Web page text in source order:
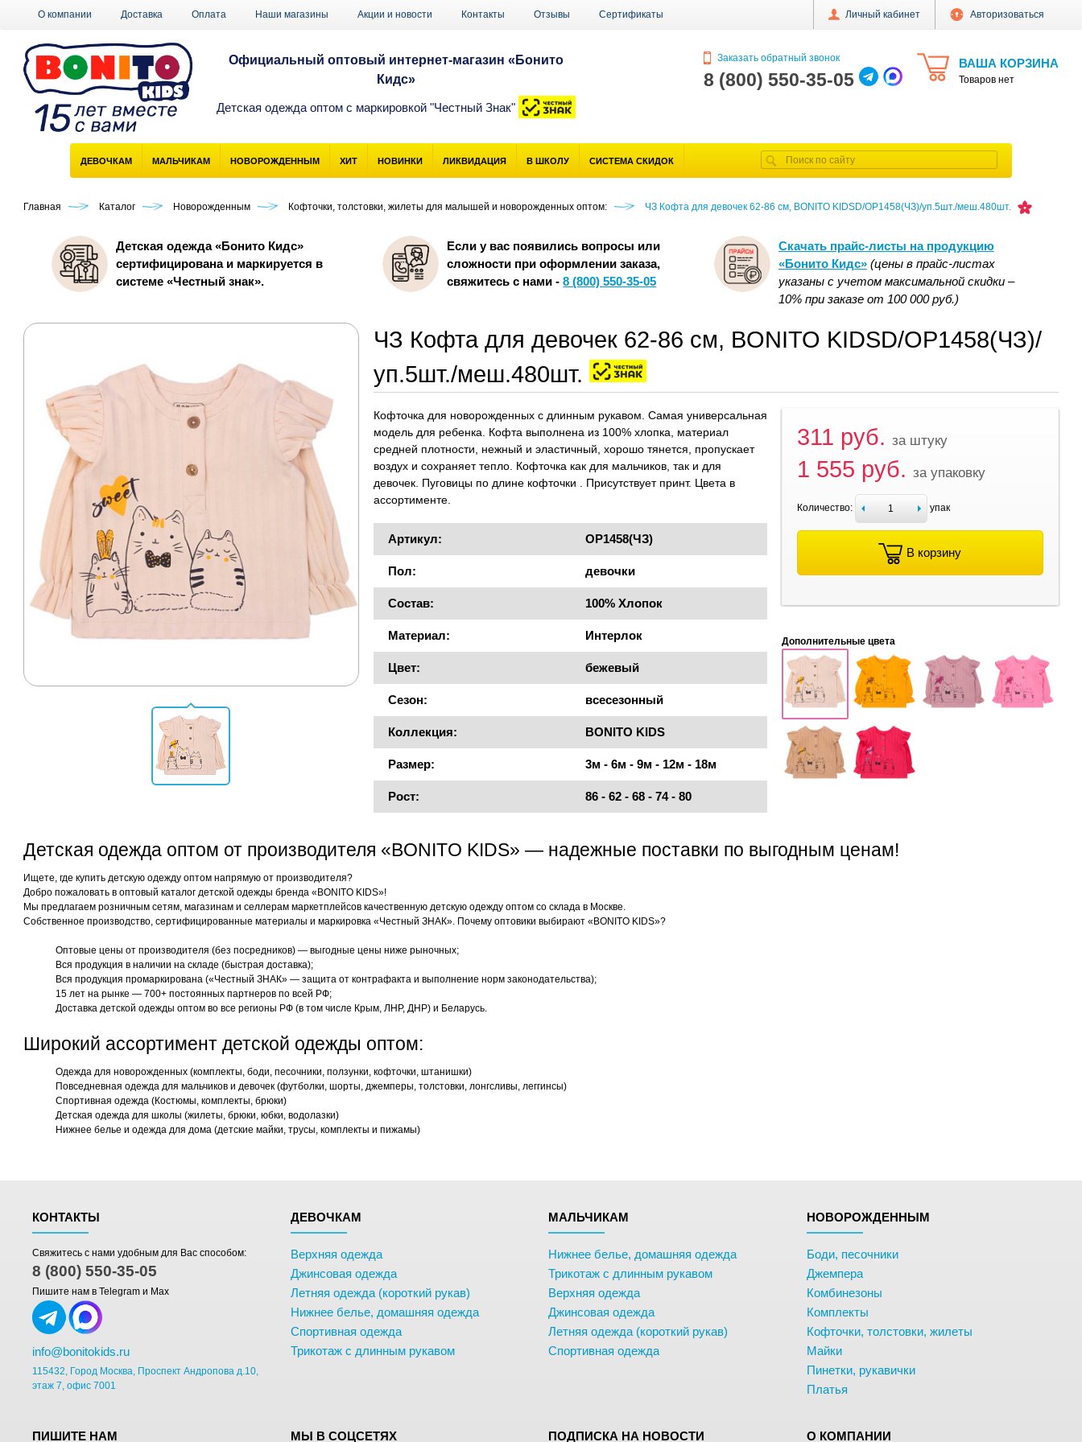
Личный кабинет Авторизоваться
О компании Доставка Оплата Наши магазины Акции и новости Контакты Отзывы Сертификаты
ВАША КОРЗИНА
Товаров нет
Заказать обратный звонок
8 (800) 550-35-05
Официальный оптовый интернет-магазин «Бонито
Кидс»
Детская одежда оптом с маркировкой "Честный Знак"
ДЕВОЧКАМ МАЛЬЧИКАМ НОВОРОЖДЕННЫМ ХИТ НОВИНКИ ЛИКВИДАЦИЯ В ШКОЛУ СИСТЕМА СКИДОК
Главная Каталог Новорожденным Кофточки, толстовки, жилеты для малышей и новорожденных оптом: ЧЗ Кофта для девочек 62-86 см, BONITO KIDSD/OP1458(ЧЗ)/уп.5шт./меш.480шт.
Детская одежда «Бонито Кидс»
сертифицирована и маркируется в
системе «Честный знак».
Если у вас появились вопросы или
сложности при оформлении заказа,
свяжитесь с нами -8 (800) 550-35-05
Скачать прайс-листы на продукцию
«Бонито Кидс» (цены в прайс-листах
указаны с учетом максимальной скидки –
10% при заказе от 100 000 руб.)
ЧЗ Кофта для девочек 62-86 см, BONITO KIDSD/OP1458(ЧЗ)/
уп.5шт./меш.480шт.
Кофточка для новорожденных с длинным рукавом. Самая универсальная
модель для ребенка. Кофта выполнена из 100% хлопка, материал
средней плотности, нежный и эластичный, хорошо тянется, пропускает
воздух и сохраняет тепло. Кофточка как для мальчиков, так и для
девочек. Пуговицы по длине кофточки . Присутствует принт. Цвета в
ассортименте.
Артикул: OP1458(ЧЗ)
Пол: девочки
Состав: 100% Хлопок
Материал: Интерлок
Цвет: бежевый
Сезон: всесезонный
Коллекция: BONITO KIDS
Размер: 3м - 6м - 9м - 12м - 18м
Рост: 86 - 62 - 68 - 74 - 80
311 руб. за штуку
1 555 руб. за упаковку
Количество: упак
В корзину
Дополнительные цвета
Детская одежда оптом от производителя «BONITO KIDS» — надежные поставки по выгодным ценам!
Ищете, где купить детскую одежду оптом напрямую от производителя?
Добро пожаловать в оптовый каталог детской одежды бренда «BONITO KIDS»!
Мы предлагаем розничным сетям, магазинам и селлерам маркетплейсов качественную детскую одежду оптом со склада в Москве.
Собственное производство, сертифицированные материалы и маркировка «Честный ЗНАК». Почему оптовики выбирают «BONITO KIDS»?
Оптовые цены от производителя (без посредников) — выгодные цены ниже рыночных;
Вся продукция в наличии на складе (быстрая доставка);
Вся продукция промаркирована («Честный ЗНАК» — защита от контрафакта и выполнение норм законодательства);
15 лет на рынке — 700+ постоянных партнеров по всей РФ;
Доставка детской одежды оптом во все регионы РФ (в том числе Крым, ЛНР, ДНР) и Беларусь.
Широкий ассортимент детской одежды оптом:
Одежда для новорожденных (комплекты, боди, песочники, ползунки, кофточки, штанишки)
Повседневная одежда для мальчиков и девочек (футболки, шорты, джемперы, толстовки, лонгсливы, леггинсы)
Спортивная одежда (Костюмы, комплекты, брюки)
Детская одежда для школы (жилеты, брюки, юбки, водолазки)
Нижнее белье и одежда для дома (детские майки, трусы, комплекты и пижамы)
КОНТАКТЫ
Свяжитесь с нами удобным для Вас способом:
8 (800) 550-35-05
Пишите нам в Telegram и Max
info@bonitokids.ru
115432, Город Москва, Проспект Андропова д.10,
этаж 7, офис 7001
ДЕВОЧКАМ
Верхняя одежда
Джинсовая одежда
Летняя одежда (короткий рукав)
Нижнее белье, домашняя одежда
Спортивная одежда
Трикотаж с длинным рукавом
МАЛЬЧИКАМ
Нижнее белье, домашняя одежда
Трикотаж с длинным рукавом
Верхняя одежда
Джинсовая одежда
Летняя одежда (короткий рукав)
Спортивная одежда
НОВОРОЖДЕННЫМ
Боди, песочники
Джемпера
Комбинезоны
Комплекты
Кофточки, толстовки, жилеты
Майки
Пинетки, рукавички
Платья
ПИШИТЕ НАМ МЫ В СОЦСЕТЯХ ПОДПИСКА НА НОВОСТИ О КОМПАНИИ